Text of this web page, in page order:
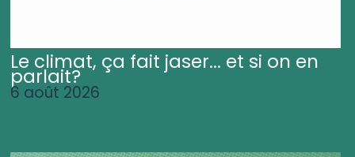
Le climat, ça fait jaser... et si on en
parlait?
6 août 2026